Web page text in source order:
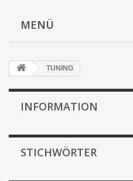
MENÜ
TUNING
INFORMATION
STICHWÖRTER